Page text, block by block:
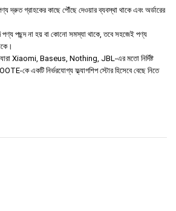
দ্রুত গ্রাহকের কাছে পৌঁছে দেওয়ার ব্যবস্থা থাকে এবং অর্ডারের
পণ্য পছন্দ না হয় বা কোনো সমস্যা থাকে, তবে সহজেই পণ্য
যারা Xiaomi, Baseus, Nothing, JBL-এর মতো নির্দিষ্ট
কে একটি নির্ভরযোগ্য ফ্ল্যাগশিপ স্টোর হিসেবে বেছে নিতে